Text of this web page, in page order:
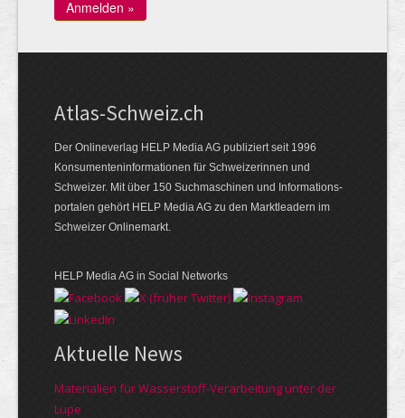
Atlas-Schweiz.ch
Der Onlineverlag HELP Media AG publiziert seit 1996
Konsumenten­infor­mationen für Schwei­zerinnen und
Schweizer. Mit über 150 Such­ma­schinen und Infor­mations­
portalen gehört HELP Media AG zu den Markt­leadern im
Schweizer Onlinemarkt.
HELP Media AG in Social Networks
Aktuelle News
Materialien für Wasserstoff-Verarbeitung unter der
Lupe